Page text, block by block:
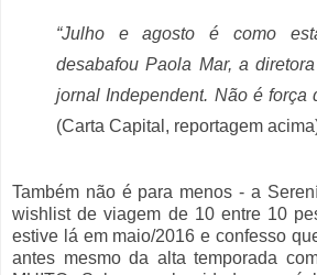
“Julho e agosto é como
desabafou Paola Mar, a
jornal Independent. Não é força
(Carta Capital, reportagem
Também não é para menos - a
wishlist de viagem de 10 entre 10
estive lá em maio/2016 e confesso
antes mesmo da alta temporada